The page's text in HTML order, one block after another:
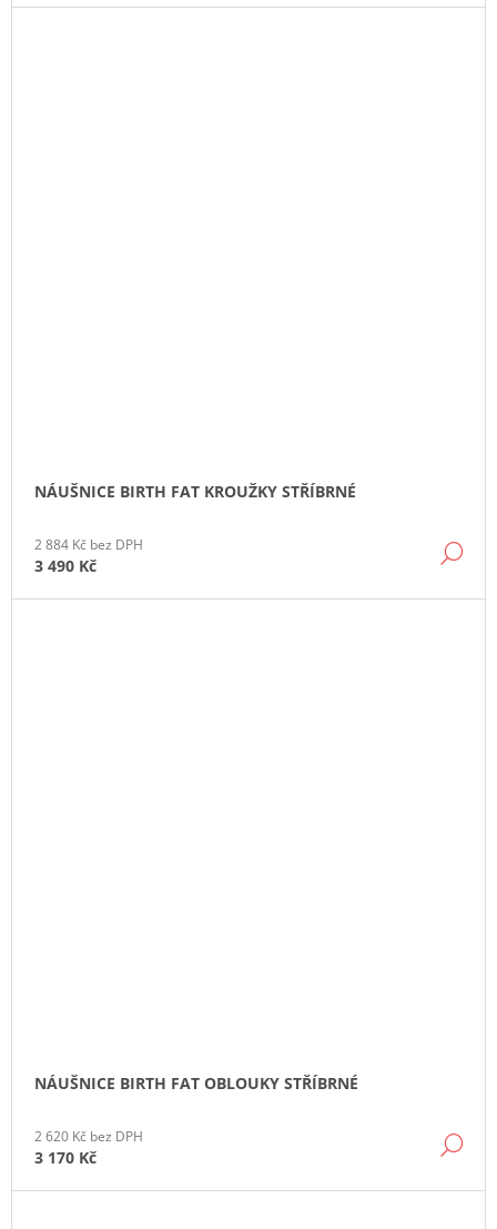
NÁUŠNICE BIRTH FAT KROUŽKY STŘÍBRNÉ
2 884 Kč bez DPH
3 490 Kč
NÁUŠNICE BIRTH FAT OBLOUKY STŘÍBRNÉ
2 620 Kč bez DPH
3 170 Kč